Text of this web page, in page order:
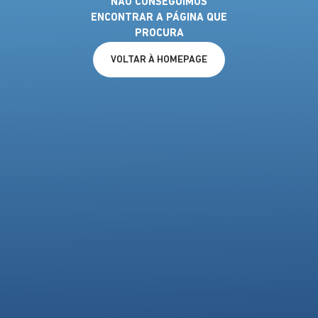
NÃO CONSEGUIMOS
ENCONTRAR A PÁGINA QUE
PROCURA
VOLTAR À HOMEPAGE